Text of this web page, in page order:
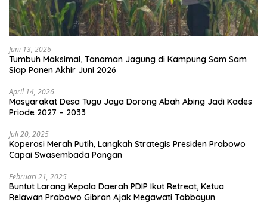
Juni 13, 2026
Tumbuh Maksimal, Tanaman Jagung di Kampung Sam Sam
Siap Panen Akhir Juni 2026
April 14, 2026
Masyarakat Desa Tugu Jaya Dorong Abah Abing Jadi Kades
Priode 2027 – 2033
Juli 20, 2025
Koperasi Merah Putih, Langkah Strategis Presiden Prabowo
Capai Swasembada Pangan
Februari 21, 2025
Buntut Larang Kepala Daerah PDIP Ikut Retreat, Ketua
Relawan Prabowo Gibran Ajak Megawati Tabbayun